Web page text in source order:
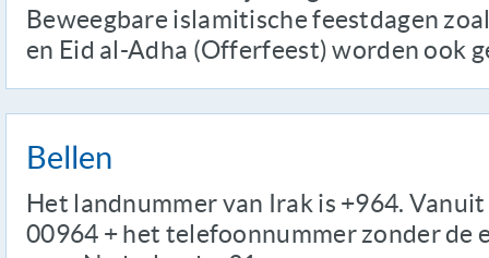
Beweegbare islamitische feestdagen
en Eid al-Adha (Offerfeest) worden ook
Bellen
Het landnummer van Irak is +964.
00964 + het telefoonnummer zonder de